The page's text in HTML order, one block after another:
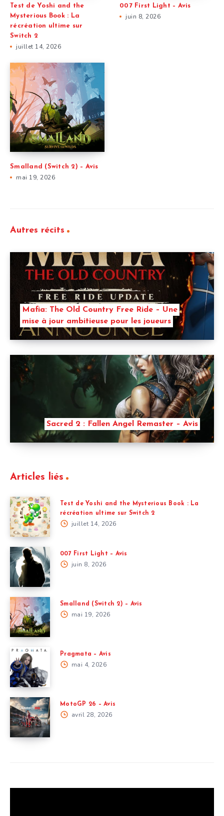
Test de Yoshi and the
Mysterious Book : La
récréation ultime sur
Switch 2
juillet 14, 2026
007 First Light – Avis
juin 8, 2026
Smalland (Switch 2) – Avis
mai 19, 2026
Autres récits
Mafia: The Old Country Free Ride – Une
mise à jour ambitieuse pour les joueurs
Sacred 2 : Fallen Angel Remaster – Avis
Articles liés
Test de Yoshi and the Mysterious Book : La
récréation ultime sur Switch 2
juillet 14, 2026
007 First Light – Avis
juin 8, 2026
Smalland (Switch 2) – Avis
mai 19, 2026
Pragmata – Avis
mai 4, 2026
MotoGP 26 – Avis
avril 28, 2026